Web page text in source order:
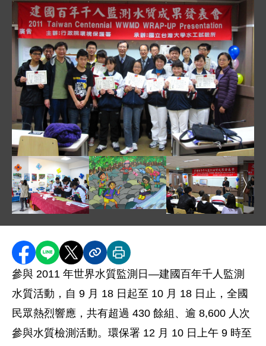
圖片說明：活動大合照 .JPG
圖片說明：國小組第一名 .JPG
分享至 Facebook
分享到 LINE
分享到 X分享內容連結
列印本頁
參與 2011 年世界水質監測日—建國百年千人監測
水質活動，自 9 月 18 日起至 10 月 18 日止，全國
民眾熱烈響應，共有超過 430 餘組、逾 8,600 人次
參與水質檢測活動。環保署 12 月 10 日上午 9 時至